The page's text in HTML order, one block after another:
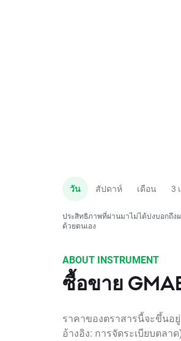
วัน สัปดาห์ เดือน 3
ประสิทธิภาพที่ผ่านมาไม่ได้บ่งบอกถึง
ด้วยตนเอง
ABOUT INSTRUMENT
ซื้อขาย
ราคาของตราสารนี้จะขึ้นอ
อ้างอิง: การจัดระเบียบตลาด